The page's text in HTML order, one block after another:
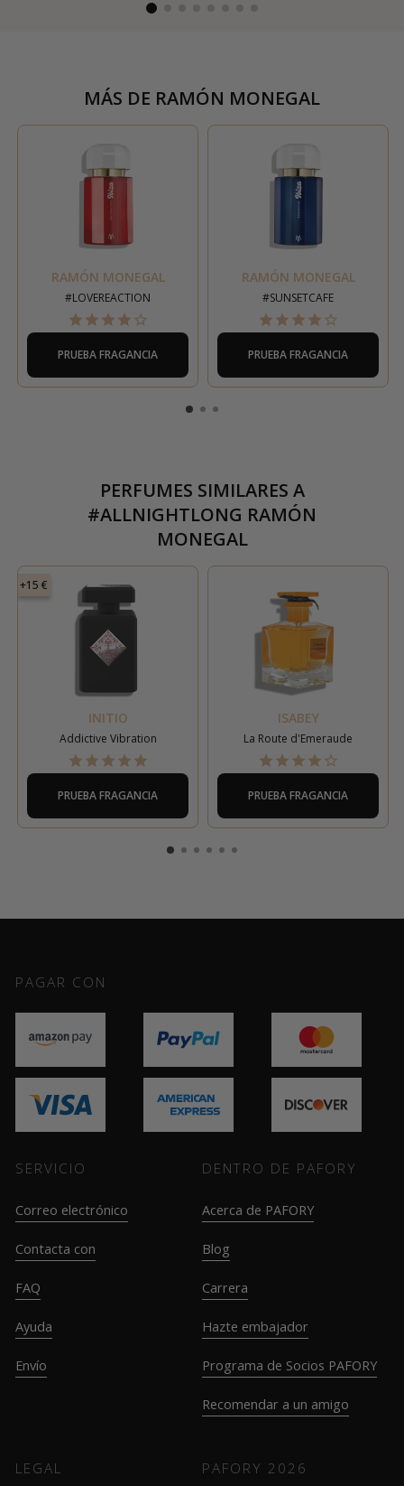
MÁS DE RAMÓN MONEGAL
RAMÓN MONEGAL
#LOVEREACTION
PRUEBA FRAGANCIA
RAMÓN MONEGAL
#SUNSETCAFE
PRUEBA FRAGANCIA
PERFUMES SIMILARES A
#ALLNIGHTLONG RAMÓN
MONEGAL
+15 €
INITIO
Addictive Vibration
PRUEBA FRAGANCIA
ISABEY
La Route d'Emeraude
PRUEBA FRAGANCIA
PAGAR CON
SERVICIO
Correo electrónico
Contacta con
FAQ
Ayuda
Envío
DENTRO DE PAFORY
Acerca de PAFORY
Blog
Carrera
Hazte embajador
Programa de Socios PAFORY
Recomendar a un amigo
LEGAL PAFORY 2026